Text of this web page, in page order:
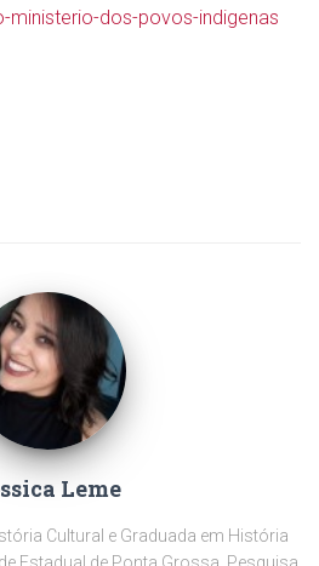
dos-povos-indigenas
Leme
Cultural e Graduada em História